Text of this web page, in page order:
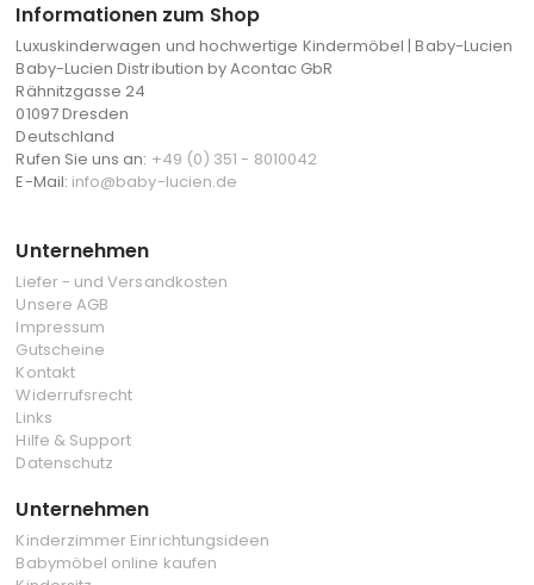
Informationen zum Shop
Luxuskinderwagen und hochwertige Kindermöbel | Baby-Lucien
Baby-Lucien Distribution by Acontac GbR
Rähnitzgasse 24
01097 Dresden
Deutschland
Rufen Sie uns an: +49 (0) 351 - 8010042
E-Mail: info@baby-lucien.de
Unternehmen
Liefer - und Versandkosten
Unsere AGB
Impressum
Gutscheine
Kontakt
Widerrufsrecht
Links
Hilfe & Support
Datenschutz
Unternehmen
Kinderzimmer Einrichtungsideen
Babymöbel online kaufen